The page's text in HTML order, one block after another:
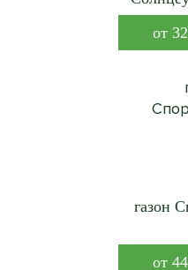
от
газон
от